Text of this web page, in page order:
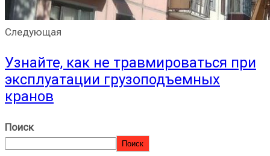
Следующая
Узнайте, как не травмироваться при
эксплуатации грузоподъемных
кранов
Поиск
Поиск